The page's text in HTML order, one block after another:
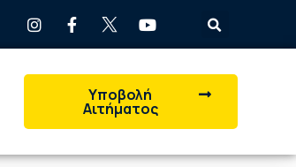
Υποβολή
Αιτήματος